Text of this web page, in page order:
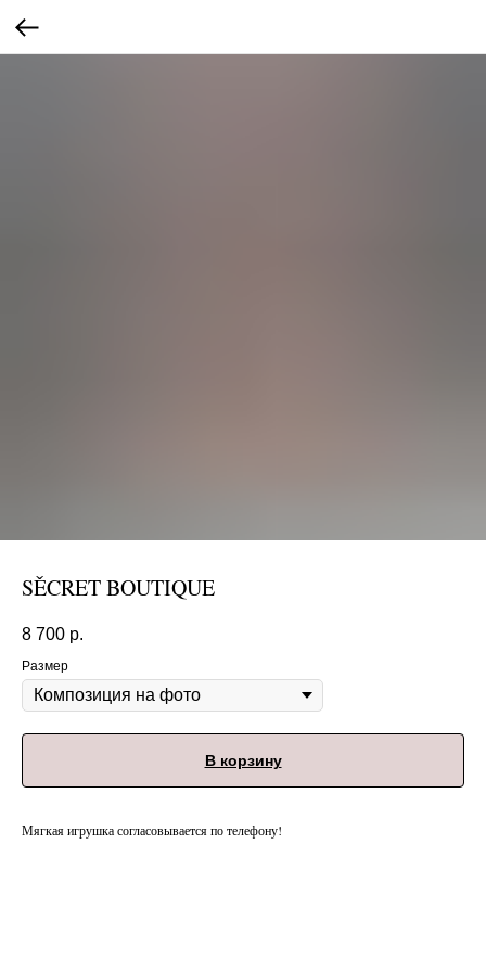
SĚCRET BOUTIQUE
8 700 р.
Размер
В корзину
Мягкая игрушка согласовывается по телефону!